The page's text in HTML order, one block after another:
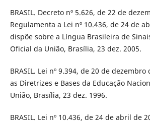
BRASIL. Decreto nº 5.626, de 22 de
Regulamenta a Lei nº 10.436, de 24 de
dispõe sobre a Língua Brasileira de
Oficial da União, Brasília, 23 dez. 2005.
BRASIL. Lei nº 9.394, de 20 de dezembro
as Diretrizes e Bases da Educação
União, Brasília, 23 dez. 1996.
BRASIL. Lei nº 10.436, de 24 de abril de